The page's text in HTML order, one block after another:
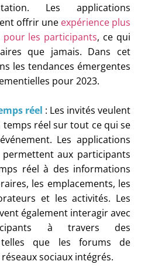
Les applications
offrir une expérience plus
les participants, ce qui
que jamais. Dans cet
les tendances émergentes
pour 2023.
réel : Les invités veulent
réel sur tout ce qui se
Les applications
permettent aux participants
réel à des informations
les emplacements, les
et les activités. Les
également interagir avec
à travers des
telles que les forums de
sociaux intégrés.